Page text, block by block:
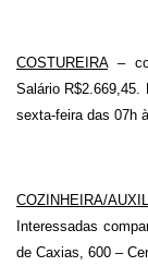
COSTUREIRA–
Salário R$2.669,45.
sexta-feira das 07h
COZINHEIRA/
Interessadas
de Caxias, 600 –